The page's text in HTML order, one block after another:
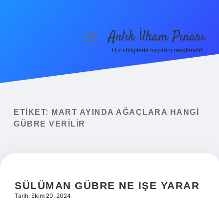
Yasal Uyarı
menüyüAnlık İlham Pınarı
Hızlı bilgilerle hayatını renklendir!
ETIKET:
MART AYINDA AĞAÇLARA HANGI
GÜBRE VERILIR
SÜLÜMAN GÜBRE NE IŞE YARAR
Tarih: Ekim 20, 2024